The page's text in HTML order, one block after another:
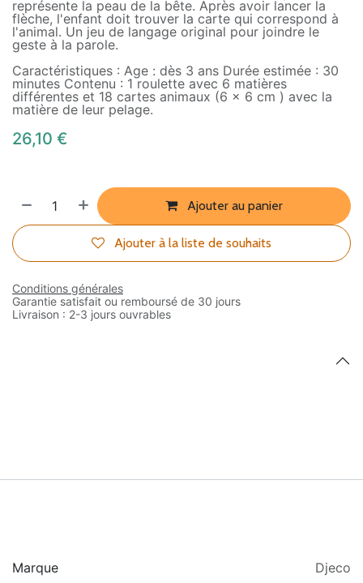
représente la peau de la bête. Après avoir lancer la
flèche, l'enfant doit trouver la carte qui correspond à
l'animal. Un jeu de langage original pour joindre le
geste à la parole.
Caractéristiques : Age : dès 3 ans Durée estimée : 30
minutes Contenu : 1 roulette avec 6 matières
différentes et 18 cartes animaux (6 x 6 cm ) avec la
matière de leur pelage.
26,10 €
Ajouter au panier
Ajouter à la liste de souhaits
Conditions générales
Garantie satisfait ou remboursé de 30 jours
Livraison : 2-3 jours ouvrables
Marque Djeco